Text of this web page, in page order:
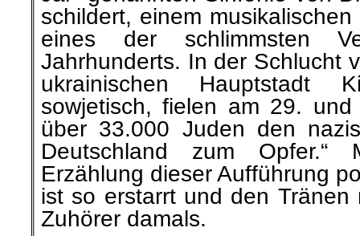
schildert, einem musikalischen
eines der schlimmsten
Jahrhunderts. In der Schlucht
ukrainischen Hauptstadt
sowjetisch, fielen am 29.
über 33.000 Juden den
Deutschland zum
Erzählung dieser Aufführung
ist so erstarrt und den
Zuhörer damals.